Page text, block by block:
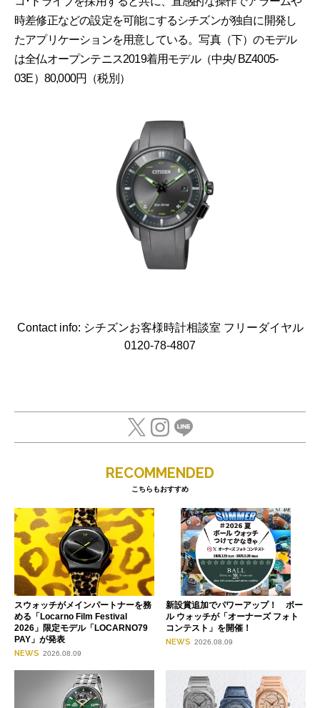
時差修正などの設定を可能にするシチズンが独自に開発し
たアプリケーションを用意している。写真（下）のモデル
は全仏オープンテニス2019着用モデル（中央/ BZ4005-
03E）80,000円（税別）
Contact info: シチズンお客様時計相談室 フリーダイヤル
0120-78-4807
RECOMMENDED
こちらもおすすめ
スウォッチがメインパートナーを務
める「Locarno Film Festival
2026」限定モデル「LOCARNO79
PAY」が発表
NEWS 2026.08.09
新設賞追加でパワーアップ！ ボー
ル ウォッチが「オーナーズ フォト
コンテスト」を開催！
NEWS 2026.08.09